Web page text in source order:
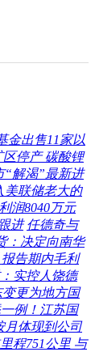
金出售11家以
停产 碳酸锂
“解渴”最新进
美联储老大的
润8040万元
进 任德奇与
：决定向南华
告期内毛利
实控人饶德
更为地方国
例！江苏国
月体现到公司
程751公里 与